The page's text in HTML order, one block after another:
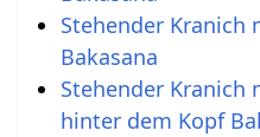
Stehender Kranich
Bakasana
Stehender Kranich
hinter dem Kopf